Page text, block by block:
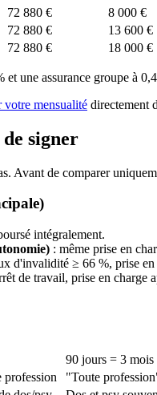
72 880 € 8 000 €
72 880 € 13 600 €
72 880 € 18 000 €
et une assurance groupe à
votre mensualité directement
signer
Avant de comparer
intégralement.
: même prise en
d'invalidité ≥ 66 %, prise en
de travail, prise en charge
90 jours = 3 mois
profession
"Toute